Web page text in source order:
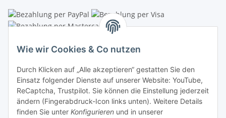
Wie wir Cookies & Co nutzen
Durch Klicken auf „Alle akzeptieren“ gestatten Sie den
Einsatz folgender Dienste auf unserer Website: YouTube,
ReCaptcha, Trustpilot. Sie können die Einstellung jederzeit
ändern (Fingerabdruck-Icon links unten). Weitere Details
finden Sie unter Konfigurieren und in unserer
Schauraum & Verkauf: Pfarrwald 46
Buchhaltung: Königleiten 11